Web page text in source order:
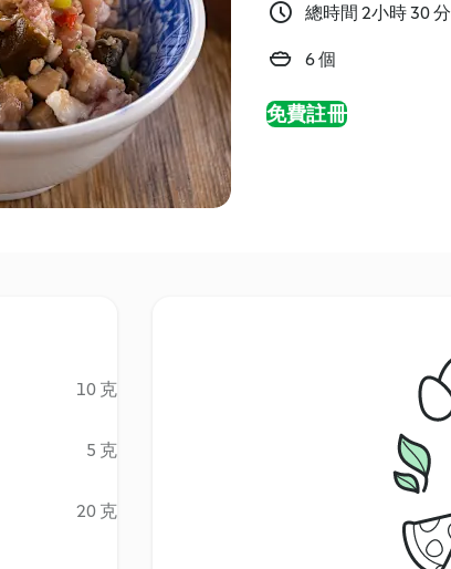
總時間 2小時 30 分
6 個
免費註冊
10 克
5 克
20 克